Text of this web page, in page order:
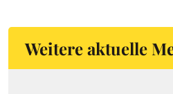
Weitere aktuelle